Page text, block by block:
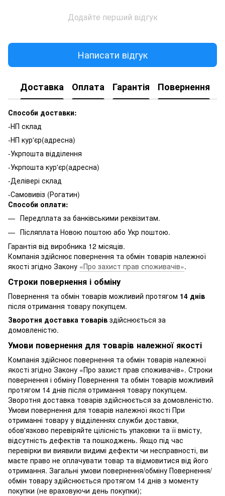
Додайте перший відгук
Написати відгук
Доставка Оплата Гарантія Повернення
Способи доставки:
-НП склад
-НП кур'єр(адресна)
-Укрпошта відділення
-Укрпошта кур'єр(адресна)
-Делівері склад
-Самовивіз (Рогатин)
Способи оплати:
Передплата за банківськими реквізитам.
Післяплата Новою поштою або Укр поштою.
Гарантія від виробника 12 місяців.
Компанія здійснює повернення та обмін товарів належної
якості згідно Закону «Про захист прав споживачів».
Строки повернення і обміну
Повернення та обмін товарів можливий протягом 14 днів
після отримання товару покупцем.
Зворотня доставка товарів здійснюється за
домовленістю.
Умови повернення для товарів належної якості
Компанія здійснює повернення та обмін товарів належної
якості згідно Закону «Про захист прав споживачів». Строки
повернення і обміну Повернення та обмін товарів можливий
протягом 14 днів після отримання товару покупцем.
Зворотня доставка товарів здійснюється за домовленістю.
Умови повернення для товарів належної якості При
отриманні товару у відділеннях служби доставки,
обов'язково перевіряйте цілісність упаковки та її вмісту,
відсутність дефектів та пошкоджень. Якщо під час
перевірки ви виявили видимі дефекти чи несправності, ви
маєте право не оплачувати товар та відмовитися від його
отримання. Загальні умови повернення/обміну Повернення/
обмін товару здійснюється протягом 14 днів з моменту
покупки (не враховуючи день покупки);